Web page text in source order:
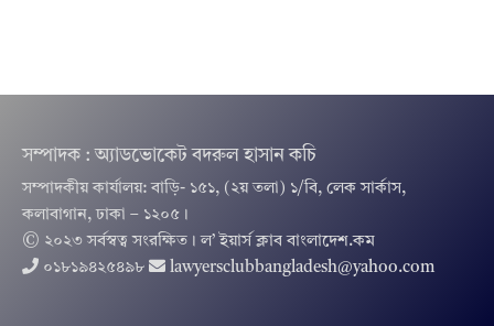
সম্পাদক : অ্যাডভোকেট বদরুল হাসান কচি
সম্পাদকীয় কার্যালয়: বাড়ি- ১৫১, (২য় তলা) ১/বি, লেক সার্কাস,
কলাবাগান, ঢাকা – ১২০৫।
© ২০২৩ সর্বস্বত্ব সংরক্ষিত । ল’ ইয়ার্স ক্লাব বাংলাদেশ.কম
০১৮১৯৪২৫৪৯৮
lawyersclubbangladesh@yahoo.com